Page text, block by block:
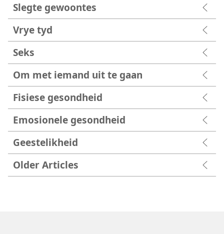
Slegte gewoontes
Vrye tyd
Seks
Om met iemand uit te gaan
Fisiese gesondheid
Emosionele gesondheid
Geestelikheid
Older Articles